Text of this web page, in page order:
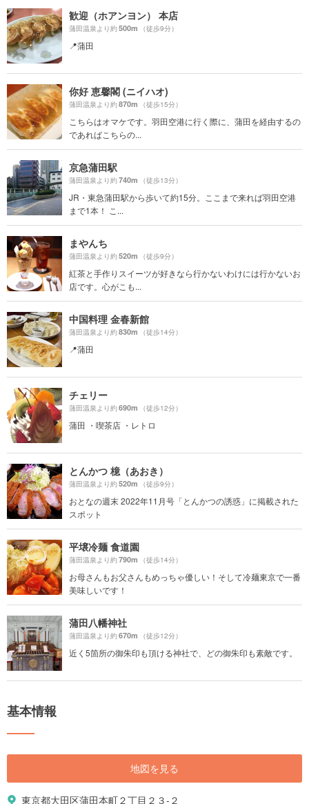
歓迎（ホアンヨン） 本店
蒲田温泉より約500m （徒歩9分）
📍蒲田
你好 恵馨閣 (ニイハオ)
蒲田温泉より約870m （徒歩15分）
こちらはオマケです。羽田空港に行く際に、蒲田を経由するの
であればこちらの...
京急蒲田駅
蒲田温泉より約740m （徒歩13分）
JR・東急蒲田駅から歩いて約15分。ここまで来れば羽田空港
まで1本！ こ...
まやんち
蒲田温泉より約520m （徒歩9分）
紅茶と手作りスイーツが好きなら行かないわけには行かないお
店です。心がこも...
中国料理 金春新館
蒲田温泉より約830m （徒歩14分）
📍蒲田
チェリー
蒲田温泉より約690m （徒歩12分）
蒲田 ・喫茶店 ・レトロ
とんかつ 檍（あおき）
蒲田温泉より約520m （徒歩9分）
おとなの週末 2022年11月号「とんかつの誘惑」に掲載された
スポット
平壌冷麺 食道園
蒲田温泉より約790m （徒歩14分）
お母さんもお父さんもめっちゃ優しい！そして冷麺東京で一番
美味しいです！
蒲田八幡神社
蒲田温泉より約670m （徒歩12分）
近く5箇所の御朱印も頂ける神社で、どの御朱印も素敵です。
基本情報
地図を見る
東京都大田区蒲田本町２丁目２３-２